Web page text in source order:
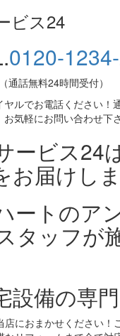
ビス24
0120-
（通話無料24時間受付）
ルでお電話ください！
お気軽にお問い合わせ下さ
ービス24
お届けし
ートのア
タッフが
設備の専
店におまかせください！